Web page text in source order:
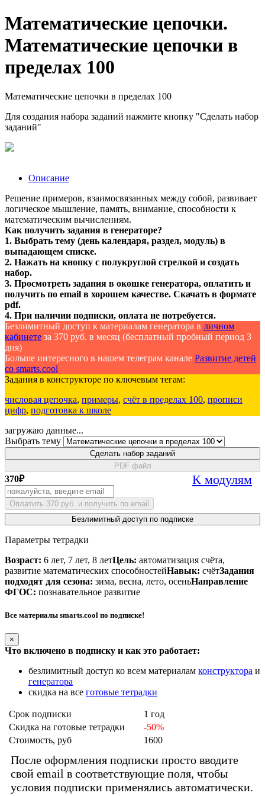
Математические цепочки.
Математические цепочки в
пределах 100
Математические цепочки в пределах 100
Для создания набора заданий нажмите кнопку "Сделать набор
заданий"
Описание
Решение примеров, взаимосвязанных между собой, развивает
логическое мышление, память, внимание, способности к
математическим вычислениям.
Как получить задания в генераторе?
1. Выбрать тему (день календаря, раздел, модуль) в
выпадающем списке.
2. Нажать на кнопку с полукруглой стрелкой и создать
набор.
3. Просмотреть задания в окошке генератора, оплатить и
получить по email в хорошем качестве. Скачать в формате
pdf.
4. При наличии подписки, оплата не потребуется.
Безлимитный доступ к материалам генератора в личном
кабинете за 370 руб. в месяц (бесплатный пробный период 3
дня)
Больше интересного в нашем телеграм канале Развитие детей
со smarts.cool
Задания в конструкторе по ключевым тегам:
числовая цепочка, примеры, счёт в пределах 100, прописи
цифр, подготовка к школе
загружаю данные...
Выбрать тему
Сделать набор заданий
PDF файл
370₽ К модулям
Оплатить 370 руб. и получить по email
Безлимитный доступ по подписке
Параметры тетрадки
Возраст: 6 лет, 7 лет, 8 летЦель: автоматизация счёта,
развитие математических способностейНавык: счётЗадания
подходят для сезона: зима, весна, лето, осеньНаправление
ФГОС: познавательное развитие
Все материалы smarts.cool по подписке!
×
Что включено в подписку и как это работает:
безлимитный доступ ко всем материалам конструктора и
генератора
скидка на все готовые тетрадки
Срок подписки
1 год
Скидка на готовые тетрадки
-50%
Стоимость, руб
1600
После оформления подписки просто вводите
свой email в соответствующие поля, чтобы
условия подписки применялись автоматически.